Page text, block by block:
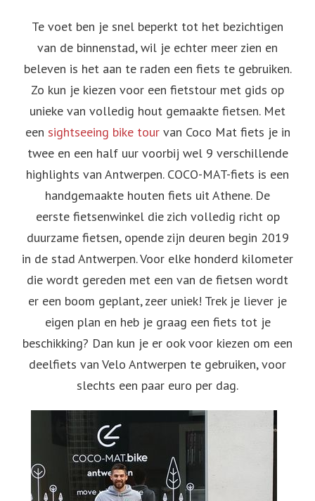
Te voet ben je snel beperkt tot het bezichtigen
van de binnenstad, wil je echter meer zien en
beleven is het aan te raden een fiets te gebruiken.
Zo kun je kiezen voor een fietstour met gids op
unieke van volledig hout gemaakte fietsen. Met
een sightseeing bike tourvan Coco Mat fiets je in
twee en een half uur voorbij wel 9 verschillende
highlights van Antwerpen. COCO-MAT-fiets is een
handgemaakte houten fiets uit Athene. De
eerste fietsenwinkel die zich volledig richt op
duurzame fietsen, opende zijn deuren begin 2019
in de stad Antwerpen. Voor elke honderd kilometer
die wordt gereden met een van de fietsen wordt
er een boom geplant, zeer uniek! Trek je liever je
eigen plan en heb je graag een fiets tot je
beschikking? Dan kun je er ook voor kiezen om een
deelfiets van Velo Antwerpen te gebruiken, voor
slechts een paar euro per dag.